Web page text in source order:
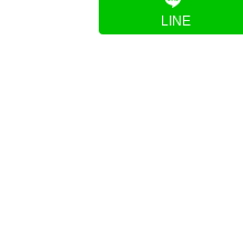
LINE